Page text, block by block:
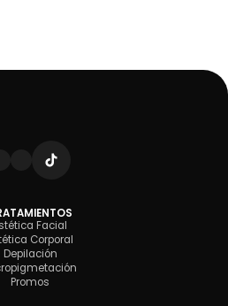
Facial
Corporal
Depilación
Promos